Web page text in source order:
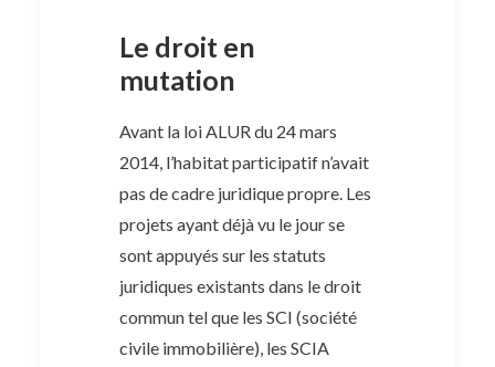
Le droit en
mutation
Avant la loi ALUR du 24 mars
2014, l’habitat participatif n’avait
pas de cadre juridique propre. Les
projets ayant déjà vu le jour se
sont appuyés sur les statuts
juridiques existants dans le droit
commun tel que les SCI (société
civile immobilière), les SCIA